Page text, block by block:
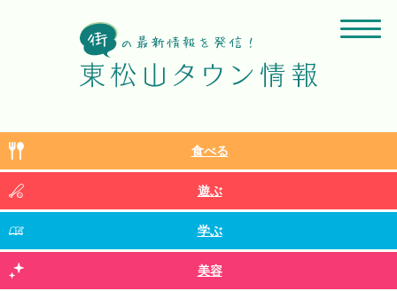
食べる
遊ぶ
学ぶ
美容